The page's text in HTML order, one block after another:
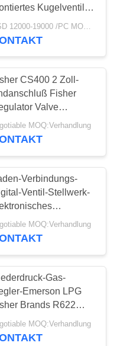
18
Kugelventil
Bevel Getriebe
USD 12000-19000 /PC MOQ:1
CS400 2 Zoll-
Fisher
Valve
auf Gas-
MOQ:Verhandlung
Verbindungs-
Ventil-Stellwerk-
Stellwerk
MOQ:Verhandlung
Gas-
Emerson LPG
Brands R622
MOQ:Verhandlung